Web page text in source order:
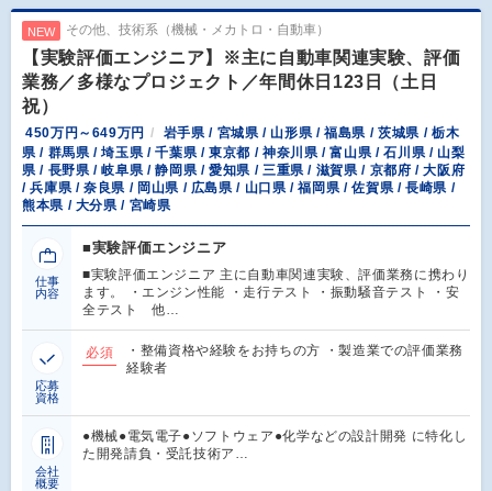
NEW その他、技術系（機械・メカトロ・自動車）
【実験評価エンジニア】※主に自動車関連実験、評価
業務／多様なプロジェクト／年間休日123日（土日
祝）
450万円～649万円
岩手県 / 宮城県 / 山形県 / 福島県 / 茨城県 / 栃木
県 / 群馬県 / 埼玉県 / 千葉県 / 東京都 / 神奈川県 / 富山県 / 石川県 / 山梨
県 / 長野県 / 岐阜県 / 静岡県 / 愛知県 / 三重県 / 滋賀県 / 京都府 / 大阪府
/ 兵庫県 / 奈良県 / 岡山県 / 広島県 / 山口県 / 福岡県 / 佐賀県 / 長崎県 /
熊本県 / 大分県 / 宮崎県
仕事
内容
■実験評価エンジニア
■実験評価エンジニア 主に自動車関連実験、評価業務に携わり
ます。 ・エンジン性能 ・走行テスト ・振動騒音テスト ・安
全テスト 他…
応募
資格
必須
・整備資格や経験をお持ちの方 ・製造業での評価業務
経験者
会社
概要
●機械●電気電子●ソフトウェア●化学などの設計開発 に特化し
た開発請負・受託技術ア…